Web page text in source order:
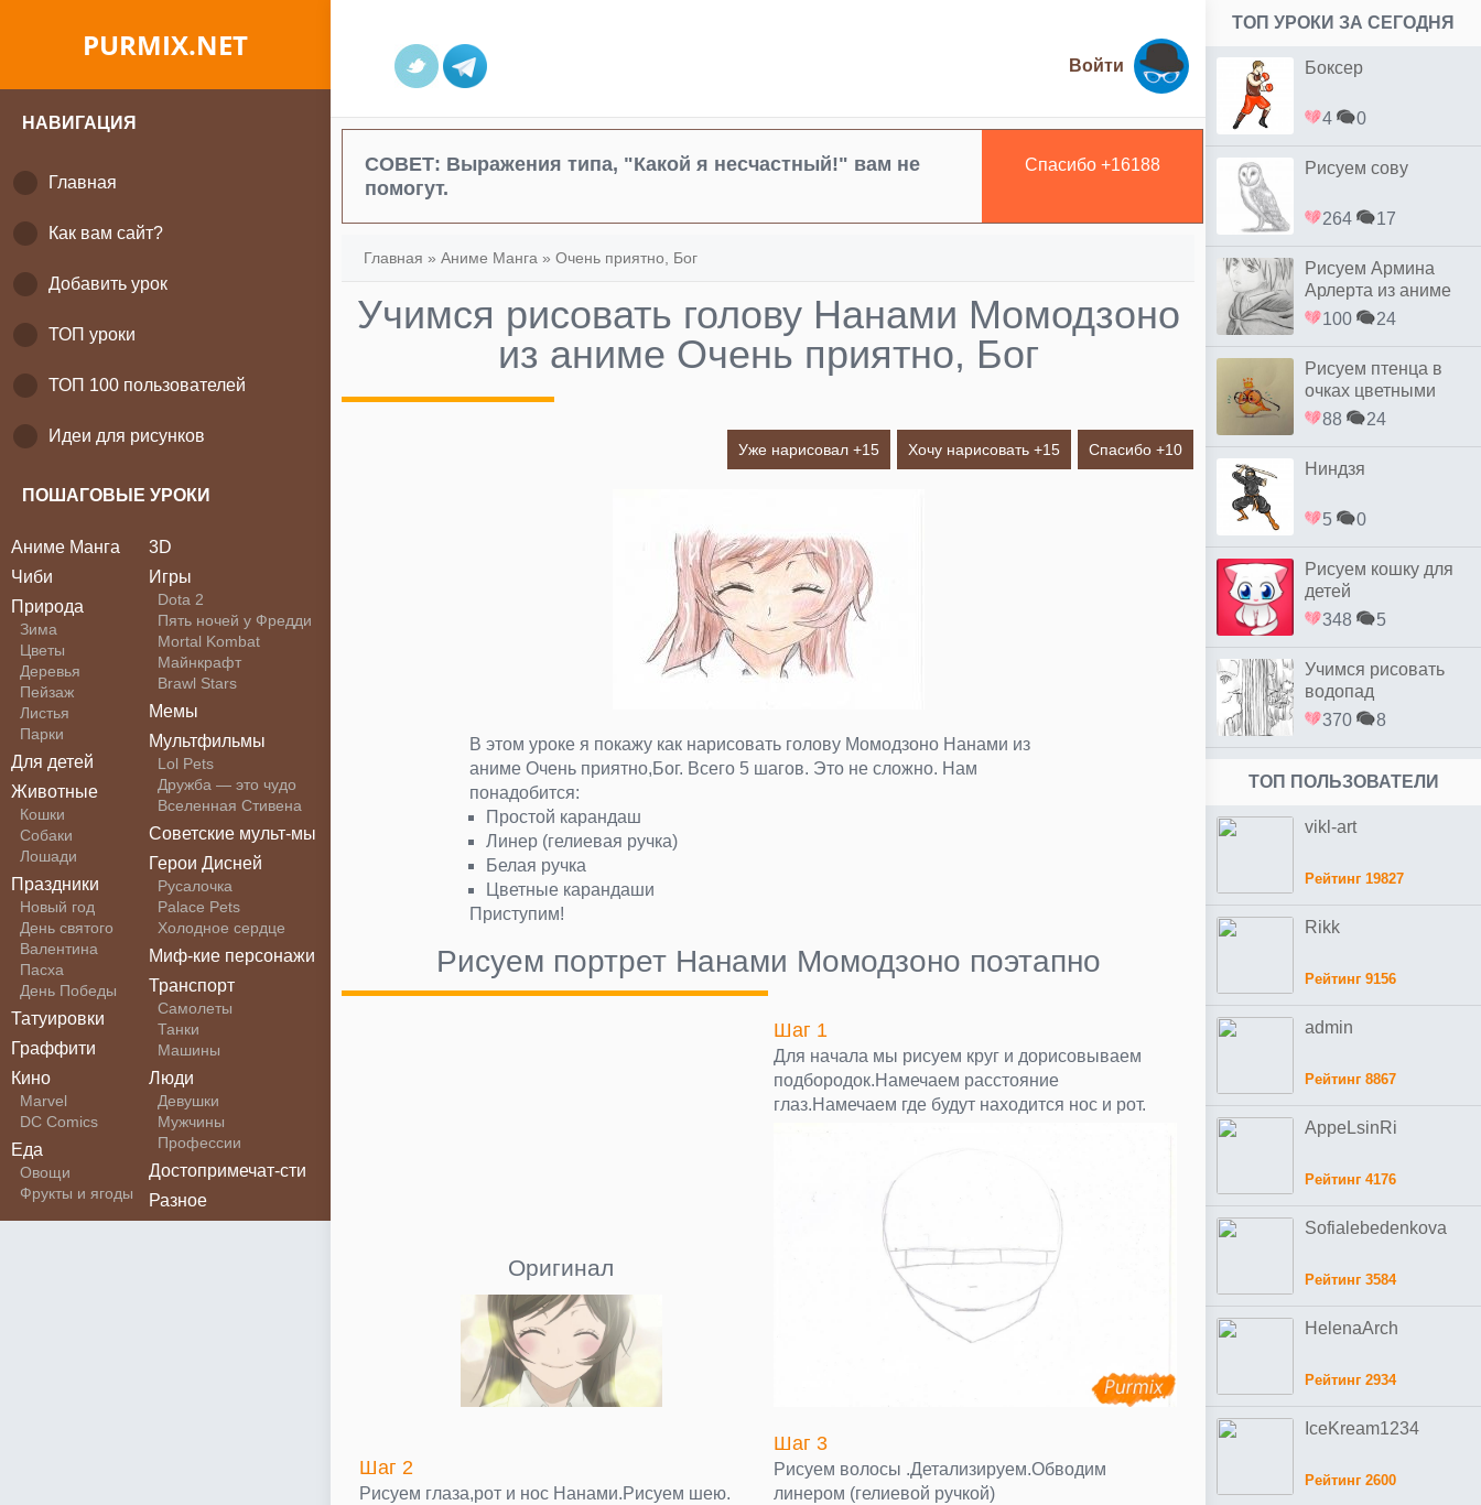
PURMIX.NET
НАВИГАЦИЯ
Главная
Как вам сайт?
Добавить урок
ТОП уроки
ТОП 100 пользователей
Идеи для рисунков
ПОШАГОВЫЕ УРОКИ
Аниме Манга
Чиби
Природа
Зима
Цветы
Деревья
Пейзаж
Листья
Парки
Для детей
Животные
Кошки
Собаки
Лошади
Праздники
Новый год
День святого
Валентина
Пасха
День Победы
Татуировки
Граффити
Кино
Marvel
DC Comics
Еда
Овощи
Фрукты и ягоды
3D
Игры
Dota 2
Пять ночей у Фредди
Mortal Kombat
Майнкрафт
Brawl Stars
Мемы
Мультфильмы
Lol Pets
Дружба — это чудо
Вселенная Стивена
Советские мульт-мы
Герои Дисней
Русалочка
Palace Pets
Холодное сердце
Миф-кие персонажи
Транспорт
Самолеты
Танки
Машины
Люди
Девушки
Мужчины
Профессии
Достопримечат-сти
Разное
Войти
СОВЕТ: Выражения типа, "Какой я несчастный!" вам не
помогут.
Спасибо +16188
Главная » Аниме Манга » Очень приятно, Бог
Учимся рисовать голову Нанами Момодзоно
из аниме Очень приятно, Бог
Уже нарисовал +15 Хочу нарисовать +15 Спасибо +10
В этом уроке я покажу как нарисовать голову Момодзоно Нанами из
аниме Очень приятно,Бог. Всего 5 шагов. Это не сложно. Нам
понадобится:
Простой карандаш
Линер (гелиевая ручка)
Белая ручка
Цветные карандаши
Приступим!
Рисуем портрет Нанами Момодзоно поэтапно
Оригинал
Шаг 1
Для начала мы рисуем круг и дорисовываем
подбородок.Намечаем расстояние
глаз.Намечаем где будут находится нос и рот.
Шаг 2
Рисуем глаза,рот и нос Нанами.Рисуем шею.
Шаг 3
Рисуем волосы .Детализируем.Обводим
линером (гелиевой ручкой)
ТОП УРОКИ ЗА СЕГОДНЯ
Боксер
4 0
Рисуем сову
264 17
Рисуем Армина
Арлерта из аниме
Восстание титанов
100 24
Рисуем птенца в
очках цветными
88
24
Ниндзя
5 0
Рисуем кошку для
детей
348
5
Учимся рисовать
водопад
370
8
ТОП ПОЛЬЗОВАТЕЛИ
vikl-art
Рейтинг 19827
Rikk
Рейтинг 9156
admin
Рейтинг 8867
AppeLsinRi
Рейтинг 4176
Sofialebedenkova
Рейтинг 3584
HelenaArch
Рейтинг 2934
IceKream1234
Рейтинг 2600